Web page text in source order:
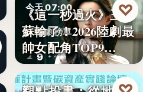
今天 07:00
影劇榜單
9
《這一秒過火》王籽
蘇輸了！2026陸劇最
帥女配角TOP9…
♡
今天 07:00